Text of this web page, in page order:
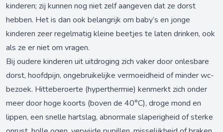
kinderen; zij kunnen nog niet zelf aangeven dat ze dorst
hebben. Het is dan ook belangrijk om baby’s en jonge
kinderen zeer regelmatig kleine beetjes te laten drinken, ook
als ze er niet om vragen.
Bij oudere kinderen uit uitdroging zich vaker door onlesbare
dorst, hoofdpijn, ongebruikelijke vermoeidheid of minder wc-
bezoek. Hitteberoerte (hyperthermie) kenmerkt zich onder
meer door hoge koorts (boven de 40°C), droge mond en
lippen, een snelle hartslag, abnormale slaperigheid of sterke